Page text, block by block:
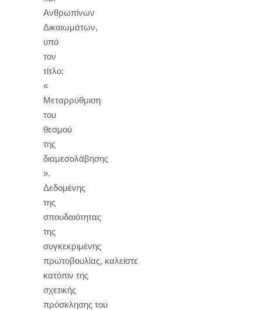
Ανθρωπίνων
Δικαιωμάτων,
υπό
τον
τίτλο:
«
Μεταρρύθμιση
του
θεσμού
της
διαμεσολάβησης
».
Δεδομένης
της
σπουδαιότητας
της
συγκεκριμένης
πρωτοβουλίας, καλείστε
κατόπιν της
σχετικής
πρόσκλησης του